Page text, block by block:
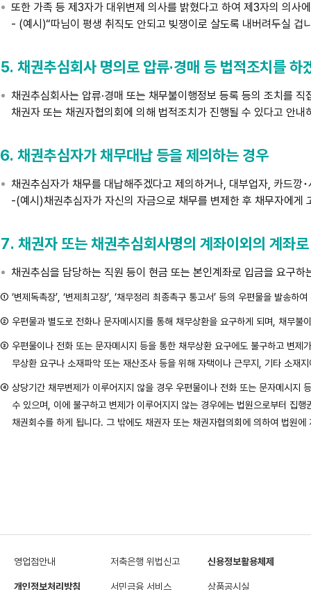
또한 가족 등 제3자가 대위변제 의사를 밝혔다고 하여 제3자의 의사
- (예시)“따님이 평생 취직도 안되고 빚쟁이로 살도록 내버려두실
5. 채권추심회사 명의로 압류·경매 등 법적조치를 하
채권추심회사는 압류·경매 또는 채무불이행정보 등록 등의 조치를
채권자 또는 채권자협의회에 의해 법적조치가 진행될 수 있다고 안내
6. 채권추심자가 채무대납 등을 제의하는 경우
채권추심자가 채무를 대납해주겠다고 제의하거나, 대부업자, 카드
-(예시)채권추심자가 자신의 자금으로 채무를 변제한 후 채무자에게
7. 채권자 또는 채권추심회사명의 계좌이외의 계좌
채권추심을 담당하는 직원 등이 현금 또는 본인계좌로 입금을 요구하
① ‘변제독촉장’, ‘변제최고장’, ‘채무정리 최종촉구 통고서’ 등의 우편물을 발송
② 우편물과 별도로 전화나 문자메시지를 통해 채무상환을 요구하게 되며, 채무불
③ 우편물이나 전화 또는 문자메시지 등을 통한 채무상환 요구에도 불구하고 변제
무상환 요구나 소재파악 또는 재산조사 등을 위해 자택이나 근무지, 기타 소재
④ 상당기간 채무변제가 이루어지지 않을 경우 우편물이나 전화 또는 문자메시지
수 있으며, 이에 불구하고 변제가 이루어지지 않는 경우에는 법원으로부터 집행
채권회수를 하게 됩니다. 그 밖에도 채권자 또는 채권자협의회에 의하여 법원
영업점안내 저축은행 위법신고 신용정보활용체제
개인정보처리방침 서민금융 서비스 상품공시실